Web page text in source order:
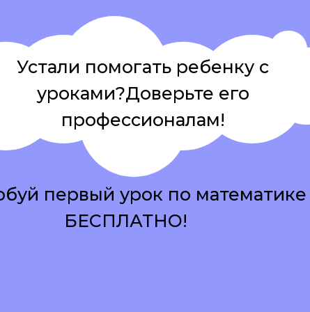
Устали помогать ребенку с
уроками?Доверьте его
профессионалам!
первый урок по математике
БЕСПЛАТНО!